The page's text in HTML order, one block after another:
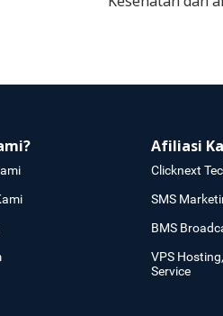
Afiliasi
Clicknext
SMS
BMS
VPS
Service